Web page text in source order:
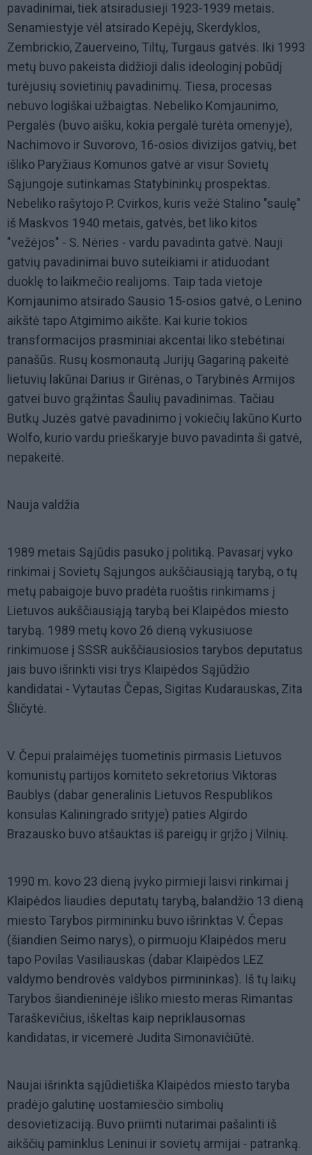
pavadinimai, tiek atsiradusieji 1923-1939 metais.
Senamiestyje vėl atsirado Kepėjų, Skerdyklos,
Zembrickio, Zauerveino, Tiltų, Turgaus gatvės. Iki 1993
metų buvo pakeista didžioji dalis ideologinį pobūdį
turėjusių sovietinių pavadinimų. Tiesa, procesas
nebuvo logiškai užbaigtas. Nebeliko Komjaunimo,
Pergalės (buvo aišku, kokia pergalė turėta omenyje),
Nachimovo ir Suvorovo, 16-osios divizijos gatvių, bet
išliko Paryžiaus Komunos gatvė ar visur Sovietų
Sąjungoje sutinkamas Statybininkų prospektas.
Nebeliko rašytojo P. Cvirkos, kuris vežė Stalino "saulę"
iš Maskvos 1940 metais, gatvės, bet liko kitos
"vežėjos" - S. Nėries - vardu pavadinta gatvė. Nauji
gatvių pavadinimai buvo suteikiami ir atiduodant
duoklę to laikmečio realijoms. Taip tada vietoje
Komjaunimo atsirado Sausio 15-osios gatvė, o Lenino
aikštė tapo Atgimimo aikšte. Kai kurie tokios
transformacijos prasminiai akcentai liko stebėtinai
panašūs. Rusų kosmonautą Jurijų Gagariną pakeitė
lietuvių lakūnai Darius ir Girėnas, o Tarybinės Armijos
gatvei buvo grąžintas Šaulių pavadinimas. Tačiau
Butkų Juzės gatvė pavadinimo į vokiečių lakūno Kurto
Wolfo, kurio vardu prieškaryje buvo pavadinta ši gatvė,
nepakeitė.
Nauja valdžia
1989 metais Sąjūdis pasuko į politiką. Pavasarį vyko
rinkimai į Sovietų Sąjungos aukščiausiąją tarybą, o tų
metų pabaigoje buvo pradėta ruoštis rinkimams į
Lietuvos aukščiausiąją tarybą bei Klaipėdos miesto
tarybą. 1989 metų kovo 26 dieną vykusiuose
rinkimuose į SSSR aukščiausiosios tarybos deputatus
jais buvo išrinkti visi trys Klaipėdos Sąjūdžio
kandidatai - Vytautas Čepas, Sigitas Kudarauskas, Zita
Šličytė.
V. Čepui pralaimėjęs tuometinis pirmasis Lietuvos
komunistų partijos komiteto sekretorius Viktoras
Baublys (dabar generalinis Lietuvos Respublikos
konsulas Kaliningrado srityje) paties Algirdo
Brazausko buvo atšauktas iš pareigų ir grįžo į Vilnių.
1990 m. kovo 23 dieną įvyko pirmieji laisvi rinkimai į
Klaipėdos liaudies deputatų tarybą, balandžio 13 dieną
miesto Tarybos pirmininku buvo išrinktas V. Čepas
(šiandien Seimo narys), o pirmuoju Klaipėdos meru
tapo Povilas Vasiliauskas (dabar Klaipėdos LEZ
valdymo bendrovės valdybos pirmininkas). Iš tų laikų
Tarybos šiandieninėje išliko miesto meras Rimantas
Taraškevičius, iškeltas kaip nepriklausomas
kandidatas, ir vicemerė Judita Simonavičiūtė.
Naujai išrinkta sąjūdietiška Klaipėdos miesto taryba
pradėjo galutinę uostamiesčio simbolių
desovietizaciją. Buvo priimti nutarimai pašalinti iš
aikščių paminklus Leninui ir sovietų armijai - patranką.